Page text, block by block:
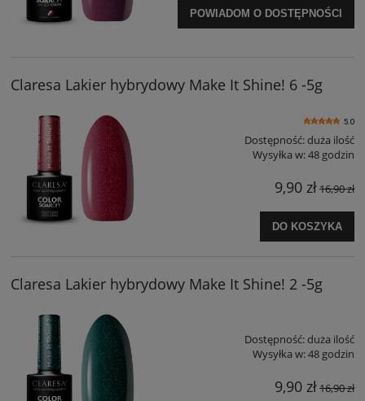
POWIADOM O DOSTĘPNOŚCI
Claresa Lakier hybrydowy Make It Shine! 6 -5g
5.0
Dostępność:duża ilość
Wysyłka w:48 godzin
9,90 zł16,90 zł
DO KOSZYKA
Claresa Lakier hybrydowy Make It Shine! 2 -5g
Dostępność:duża ilość
Wysyłka w:48 godzin
9,90 zł16,90 zł